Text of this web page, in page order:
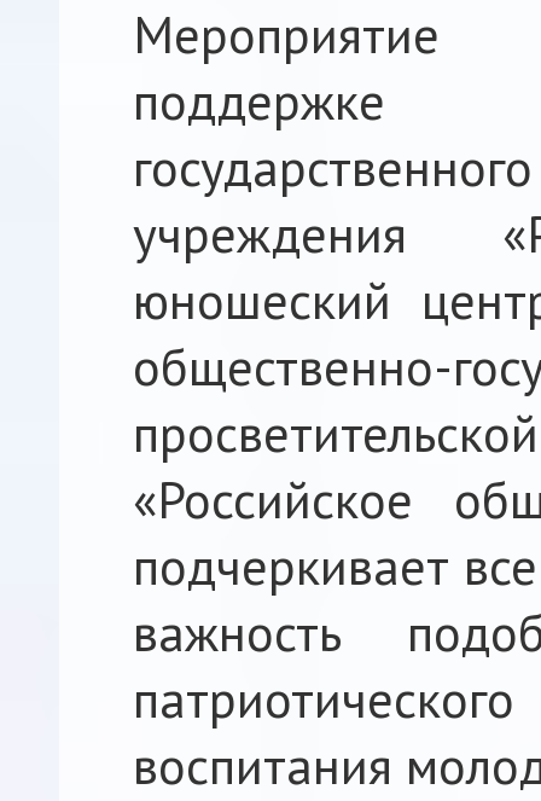
поддержке
учреждения
юношеский
общественно-
«Российское
подчеркивает
важность
воспитания